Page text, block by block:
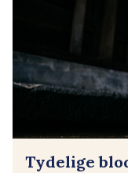
Tydelige